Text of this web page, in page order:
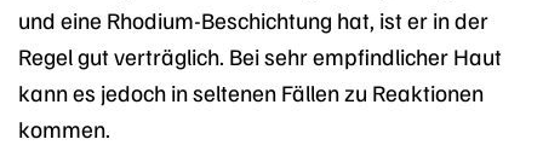
und eine Rhodium-Beschichtung hat, ist er in der
Regel gut verträglich. Bei sehr empfindlicher Haut
kann es jedoch in seltenen Fällen zu Reaktionen
kommen.